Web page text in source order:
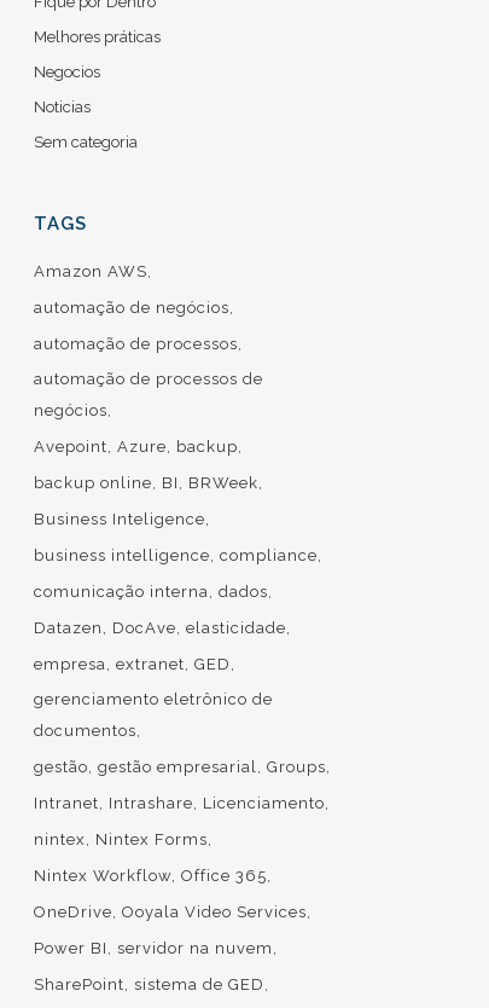
Melhores práticas
Negocios
Noticias
Sem categoria
TAGS
Amazon AWS
automação de negócios
automação de processos
automação de processos de
negócios
Avepoint Azure
backup
backup online
BI
BRWeek
Business Inteligence
business intelligence compliance
comunicação interna dados
Datazen
DocAve elasticidade
empresa extranet GED
gerenciamento eletrônico de
documentos
gestão gestão empresarial Groups
Intranet
Intrashare
Licenciamento
nintex
Nintex Forms
Nintex Workflow Office 365
OneDrive Ooyala Video Services
Power BI
servidor na nuvem
SharePoint sistema de GED